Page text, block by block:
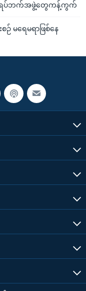
အရပ်ဘက်အဖွဲ့တွေကန့်ကွက်
မရေမရာဖြစ်နေ